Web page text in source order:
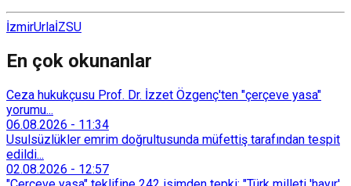
İzmirUrlaİZSU
En çok okunanlar
Ceza hukukçusu Prof. Dr. İzzet Özgenç'ten "çerçeve yasa"
yorumu...
06.08.2026 - 11:34
Usulsüzlükler emrim doğrultusunda müfettiş tarafından tespit
edildi...
02.08.2026 - 12:57